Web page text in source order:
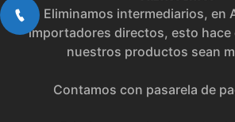
Eliminamos intermediarios, en
importadores directos, esto hace
nuestros productos sean
Contamos con pasarela de